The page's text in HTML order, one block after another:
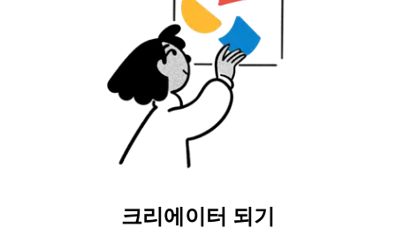
크리에이터 되기